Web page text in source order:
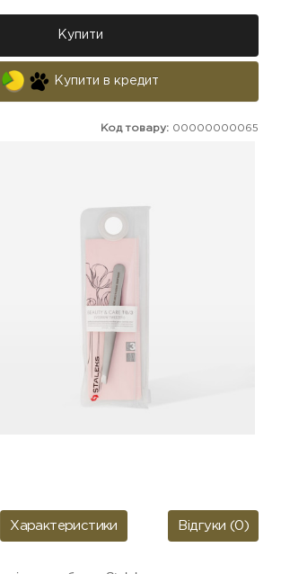
Код товару: 00000000065
Купити
Купити в кредит
Характеристики Відгуки (0)